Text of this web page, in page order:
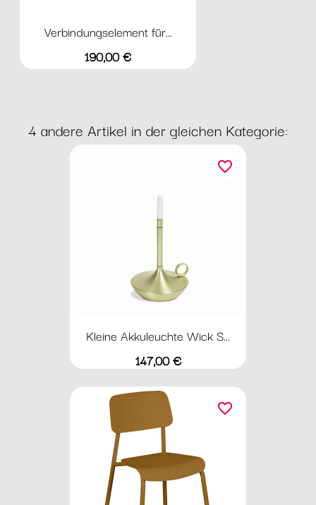
Verbindungselement für...
Preis
190,00 €
4 andere Artikel in der gleichen Kategorie:
Kleine Akkuleuchte Wick S...
Preis
147,00 €
favorite_border
favorite_border